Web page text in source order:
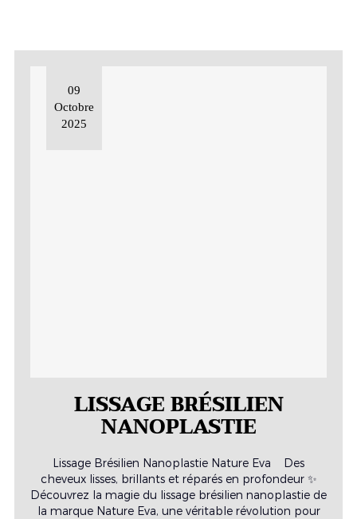
09
Octobre
2025
LISSAGE BRÉSILIEN
NANOPLASTIE
Lissage Brésilien Nanoplastie Nature Eva Des
cheveux lisses, brillants et réparés en profondeur ✨
Découvrez la magie du lissage brésilien nanoplastie de
la marque Nature Eva, une véritable révolution pour